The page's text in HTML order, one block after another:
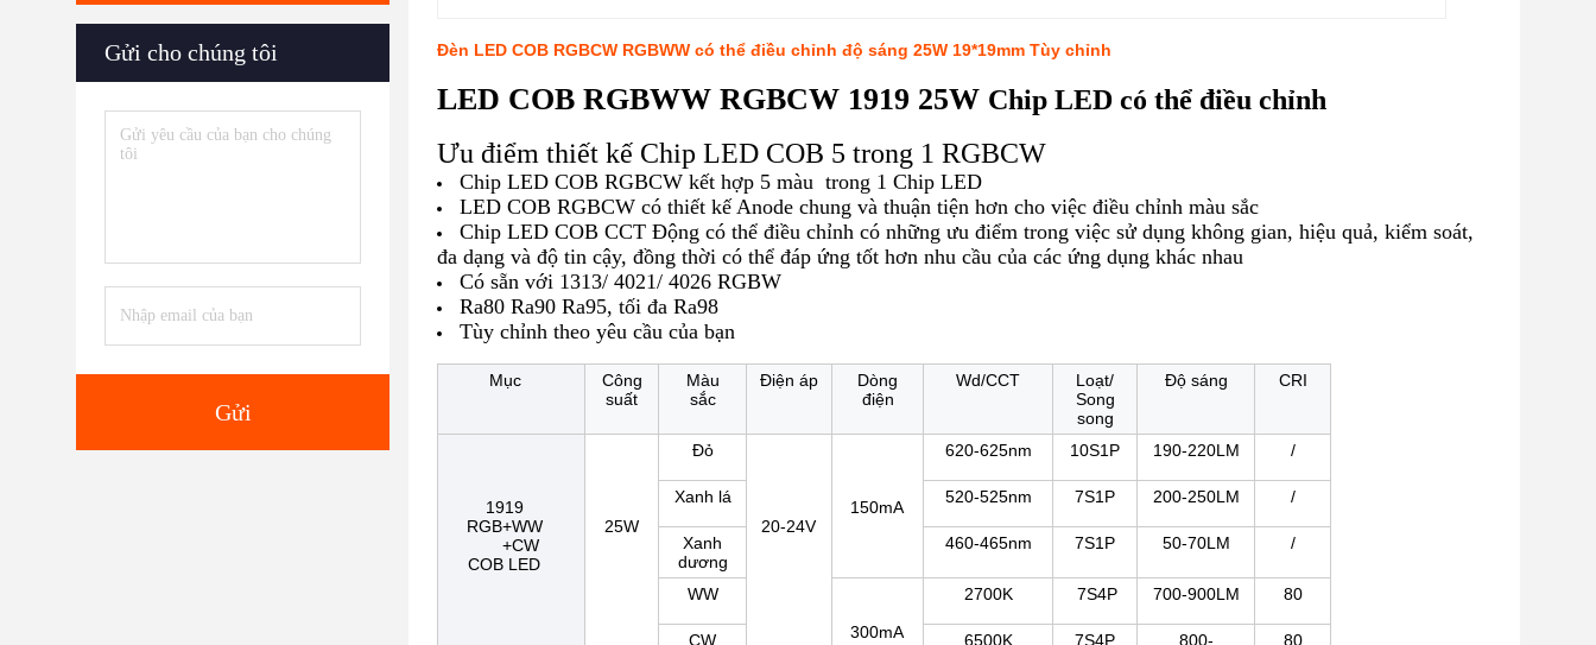
Gửi cho chúng tôi
Gửi
Đèn LED COB RGBCW RGBWW có thể điều chỉnh độ sáng 25W 19*19mm Tùy chỉnh
LED COB RGBWW RGBCW 1919 25W Chip LED có thể điều chỉnh
Ưu điểm thiết kế Chip LED COB 5 trong 1 RGBCW
Chip LED COB RGBCW kết hợp 5 màu trong 1 Chip LED
LED COB RGBCW có thiết kế Anode chung và thuận tiện hơn cho việc điều chỉnh màu sắc
Chip LED COB CCT Động có thể điều chỉnh có những ưu điểm trong việc sử dụng không gian, hiệu quả, kiểm soát,
đa dạng và độ tin cậy, đồng thời có thể đáp ứng tốt hơn nhu cầu của các ứng dụng khác nhau
Có sẵn với 1313/ 4021/ 4026 RGBW
Ra80 Ra90 Ra95, tối đa Ra98
Tùy chỉnh theo yêu cầu của bạn
Mục
Công
suất
Màu
sắc
Điện áp
Dòng
điện
Wd/CCT
Loạt/
Song
song
Độ sáng CRI
1919
RGB+WW
+CW
COB LED
25W
Đỏ
20-24V
150mA
620-625nm 10S1P 190-220LM /
Xanh lá 520-525nm 7S1P 200-250LM /
Xanh
dương
460-465nm 7S1P 50-70LM /
WW
300mA
2700K 7S4P 700-900LM 80
CW 6500K 7S4P
800-
80